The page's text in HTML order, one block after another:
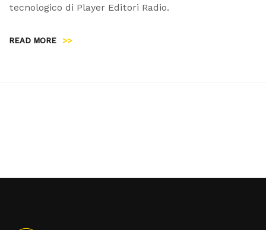
tecnologico di Player Editori Radio.
READ MORE >>